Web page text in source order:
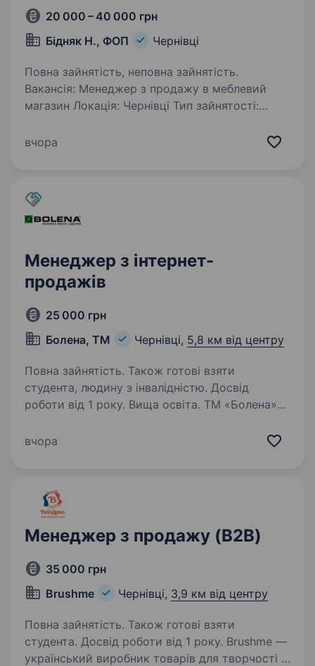
20 000 – 40 000 грн
Бідняк Н., ФОП
Чернівці
Повна зайнятість, неповна зайнятість.
Вакансія: Менеджер з продажу в меблевий
магазин Локація: Чернівці Тип зайнятості:
до 35 000 грн + бонуси від продажів
вчора
Менеджер з інтернет-
продажів
25 000 грн
Болена, ТМ
Чернівці, 5,8 км від центру
Повна зайнятість. Також готові взяти
студента, людину з інвалідністю. Досвід
роботи від 1 року. Вища освіта. ТМ «Болена»
роботи на ринку України. Наша місія —
на виробництві та встановленні
металопластикових…
вчора
Менеджер з продажу (B2B)
35 000 грн
Brushme
Чернівці, 3,9 км від центру
Повна зайнятість. Також готові взяти
студента. Досвід роботи від 1 року. Brushme —
український виробник товарів для творчості із